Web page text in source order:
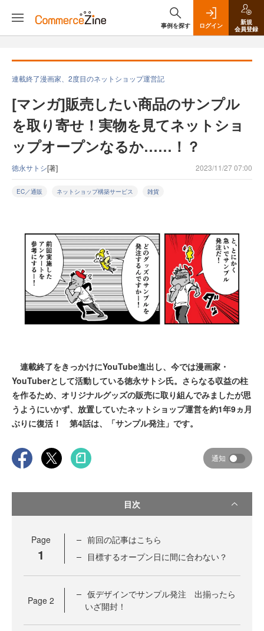
事例を探す ログイン
新規
会員登録
連載終了漫画家、2度目のネットショップ運営記
[マンガ]販売したい商品のサンプル
を取り寄せ！実物を見てネットショ
ップオープンなるか……！？
徳永サトシ[著] 2023/11/27 07:00
EC／通販 ネットショップ構築サービス 雑貨
連載終了をきっかけにYouTube進出し、今では漫画家・
YouTuberとして活動している徳永サトシ氏。さらなる収益の柱
を作るため、オリジナルグッズの販売に取り組んでみましたが思
うようにいかず、放置していたネットショップ運営を約1年9ヵ月
ぶりに復活！ 第4話は、「サンプル発注」です。
通知
目次
Page
1
前回の記事はこちら
目標するオープン日に間に合わない？
Page 2
仮デザインでサンプル発注 出揃ったら
いざ開封！